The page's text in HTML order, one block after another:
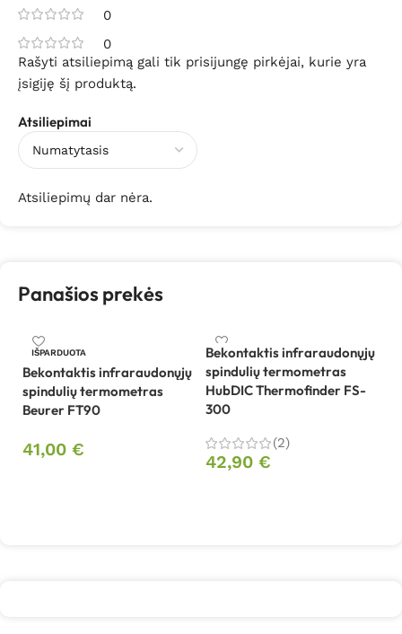
0
0
Atsiliepimai
Atsiliepimų dar nėra.
Rašyti atsiliepimą gali tik prisijungę pirkėjai, kurie yra
įsigiję šį produktą.
Panašios prekės
IŠPARDUOTA
Bekontaktis infraraudonųjų
spindulių termometras
Beurer FT90
41,00 €
Bekontaktis infraraudonųjų
spindulių termometras
HubDIC Thermofinder FS-
300
(2)
42,90 €